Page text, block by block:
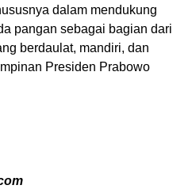
dalam mendukung
pangan sebagai bagian dari
berdaulat, mandiri, dan
Presiden Prabowo